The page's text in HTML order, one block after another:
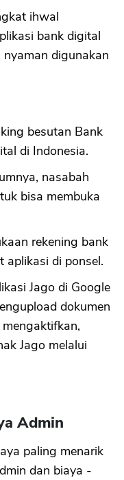
ihwal
bank digital
digunakan
besutan Bank
di Indonesia.
nasabah
bisa membuka
rekening bank
di ponsel.
Jago di Google
dokumen
Jago melalui
Admin
paling menarik
dan biaya -